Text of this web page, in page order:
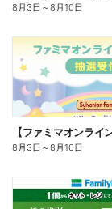
8月3日 ～8月10日
8月3日 ～8月10日